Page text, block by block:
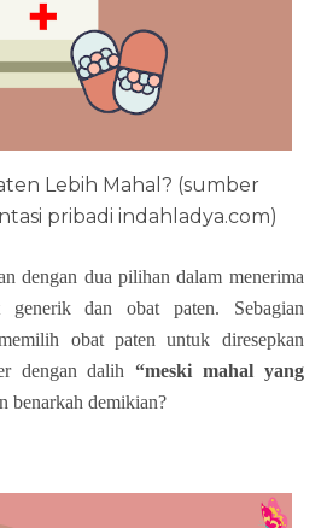
Lebih Mahal? (sumber
pribadi indahladya.com)
dengan dua pilihan dalam menerima
dan obat paten. Sebagian
obat paten untuk diresepkan
dengan dalih“meski mahal yang
benarkah demikian?